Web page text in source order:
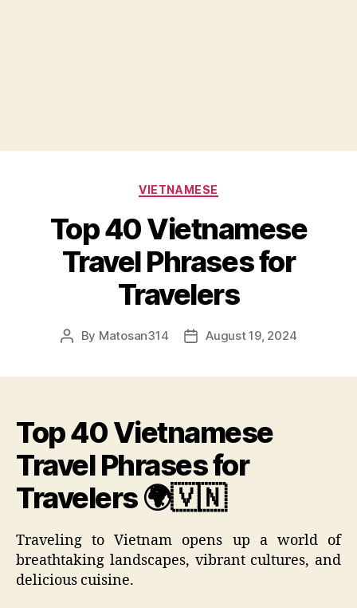
Categories
VIETNAMESE
Top 40 Vietnamese
Travel Phrases for
Travelers
Post
By Matosan314
PostAugust 19, 2024
Top 40 Vietnamese
Travel Phrases for
Travelers 🌍🇻🇳
Traveling to Vietnam opens up a world of
breathtaking landscapes, vibrant cultures, and
delicious cuisine.